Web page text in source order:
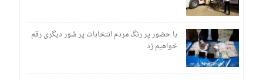
با حضور پر رنگ مردم انتخابات پر شور دیگری رقم
خواهیم زد